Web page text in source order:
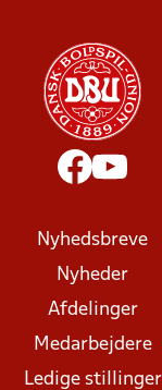
Nyhedsbreve
Nyheder
Afdelinger
Medarbejdere
Ledige stillinger